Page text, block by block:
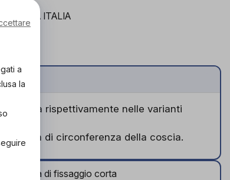
TUTTA ITALIA
chiusa rispettivamente nelle varianti
70 cm di circonferenza della coscia.
Calza di fissaggio corta
a
la